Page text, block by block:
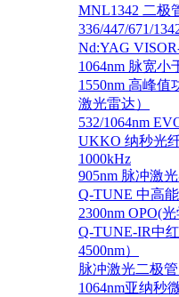
MNL1342 二极
336/447/671/
Nd:YAG
1064nm 脉宽小
1550nm 高峰值
激光雷达）
532/1064nm
UKKO 纳秒光
1000kHz
905nm 脉冲激
Q-TUNE 中高
2300nm OPO(
Q-TUNE-IR中
4500nm）
脉冲激光二极
1064nm亚纳秒